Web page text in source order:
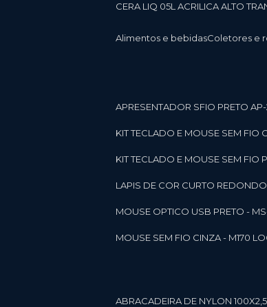
CERA LIQ 05L ACRILICA ALTO
Alimentos e bebidas Coletores e
APRESENTADOR SFIO PRETO
KIT TECLADO E MOUSE SEM FIO
KIT TECLADO E MOUSE SEM
LAPIS DE COR CURTO
MOUSE OPTICO USB PRETO -
MOUSE SEM FIO CINZA - M170
ABRACADEIRA DE NYLON